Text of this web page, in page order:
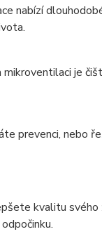
nabízí
je
prevenci, nebo
kvalitu svého